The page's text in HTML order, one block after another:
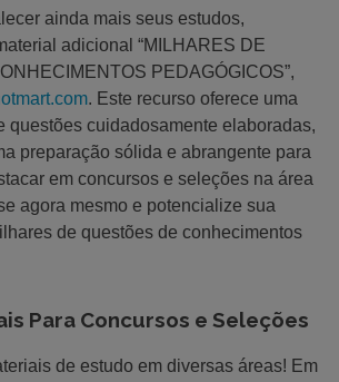
ainda mais seus estudos,
adicional “MILHARES DE
PEDAGÓGICOS”,
. Este recurso oferece uma
questões cuidadosamente elaboradas,
preparação sólida e abrangente para
em concursos e seleções na área
agora mesmo e potencialize sua
de questões de conhecimentos
Para Concursos e Seleções
de estudo em diversas áreas! Em